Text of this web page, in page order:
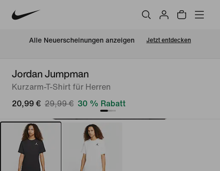
Alle Neuerscheinungen anzeigen Jetzt entdecken
Jordan Jumpman
Kurzarm-T-Shirt für Herren
20,99 € 29,99 € 30 % Rabatt